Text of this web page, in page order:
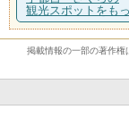
観光スポットをも
掲載情報の一部の著作権